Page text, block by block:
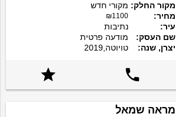
מקור החלק: מקורי חדש
מחיר:
₪1100
עיר:
נתיבות
שם העסק:
מודעה פרטית
יצרן, שנה:
טויוטה,2019


מראה שמאל